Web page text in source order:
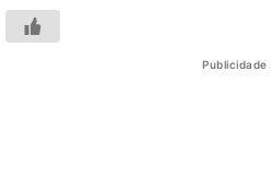
Publicidade